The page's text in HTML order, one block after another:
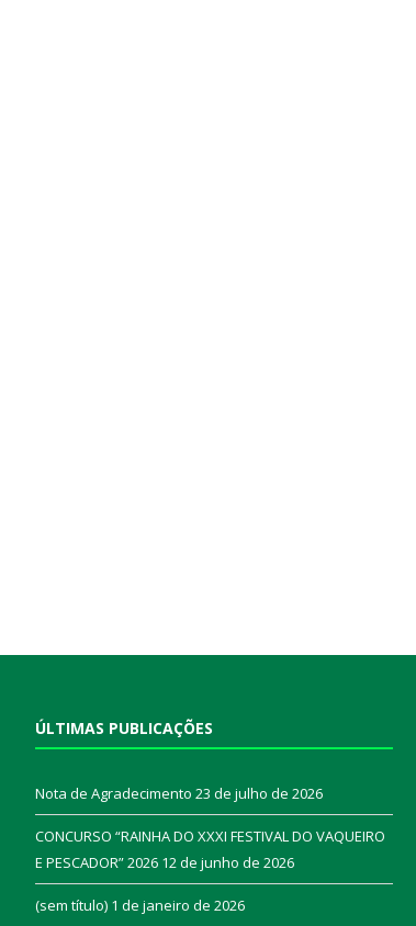
ÚLTIMAS PUBLICAÇÕES
Nota de Agradecimento 23 de julho de 2026
CONCURSO “RAINHA DO XXXI FESTIVAL DO VAQUEIRO
E PESCADOR” 2026 12 de junho de 2026
(sem título) 1 de janeiro de 2026